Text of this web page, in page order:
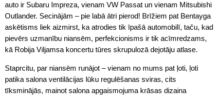
auto ir Subaru Impreza, vienam VW Passat un vienam Mitsubishi
Outlander. Secinājām – pie labā ātri pierod! Brīžiem pat Bentayga
askētisms liek aizmirst, ka atrodies tik īpašā automobilī, taču, kad
pievērs uzmanību niansēm, perfekcionisms ir tik acīmredzams,
kā Robija Viljamsa koncertu tūres skrupulozā dejotāju atlase.
Staprcitu, par niansēm runājot – vienam no mums pat ļoti, ļoti
patika salona ventilācijas lūku regulēšanas sviras, cits
tīksminājās, mainot salona apgaismojuma krāsas dizaina